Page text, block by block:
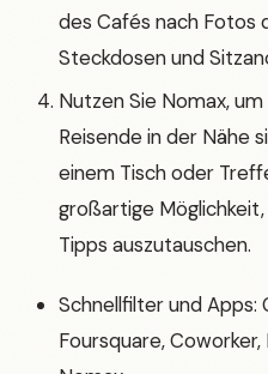
des Cafés nach Fotos
Steckdosen und
Nutzen Sie Nomax,
Reisende in der Nähe
einem Tisch oder
großartige
Tipps auszutauschen.
Schnellfilter und Apps:
Foursquare,